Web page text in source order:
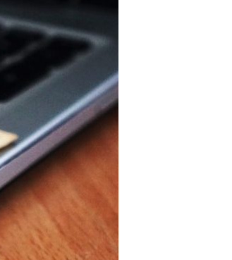
Engine Optimization o
mencionar aqui.
Prós: Contras:
sim, então a redação
um jornal ou revista
de outras pessoas.
permitirá que você se
em casa. Você pode
garantirá que você
Finalmente, as
Os empregos de
para o produto do
marketing que
domésticos:
que acreditamos que
Então, aqui estão